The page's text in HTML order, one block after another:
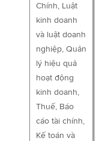
Chính, Luật
kinh doanh
và luật doanh
nghiệp, Quản
lý hiệu quả
hoạt động
kinh doanh,
Thuế, Báo
cáo tài chính,
Kế toán và